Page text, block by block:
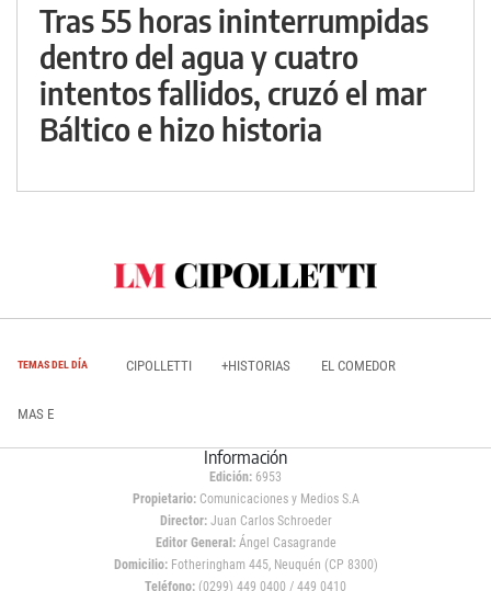
Tras 55 horas ininterrumpidas
dentro del agua y cuatro
intentos fallidos, cruzó el mar
Báltico e hizo historia
TEMAS DEL DÍA CIPOLLETTI +HISTORIAS EL COMEDOR
MAS E
Información
Edición: 6953
Propietario:Comunicaciones y Medios S.A
Director: Juan Carlos Schroeder
Editor General:Ángel Casagrande
Domicilio:Fotheringham 445, Neuquén (CP 8300)
Teléfono: (0299) 449 0400 / 449 0410